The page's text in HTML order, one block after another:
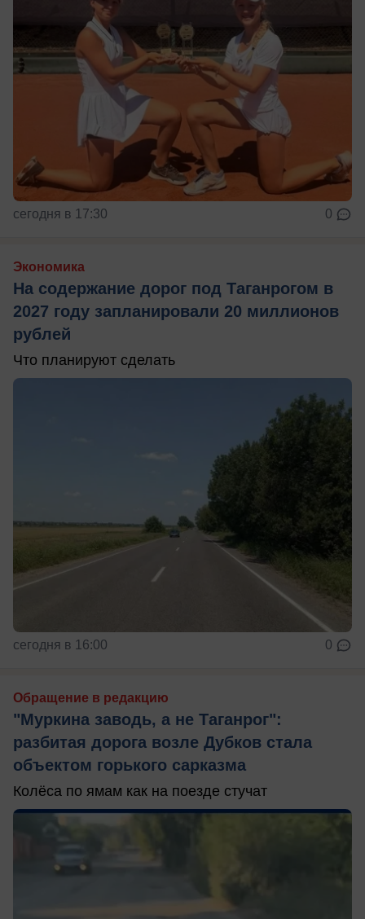
сегодня в 17:30 0
Экономика
На содержание дорог под Таганрогом в
2027 году запланировали 20 миллионов
рублей
Что планируют сделать
сегодня в 16:00 0
Обращение в редакцию
"Муркина заводь, а не Таганрог":
разбитая дорога возле Дубков стала
объектом горького сарказма
Колёса по ямам как на поезде стучат